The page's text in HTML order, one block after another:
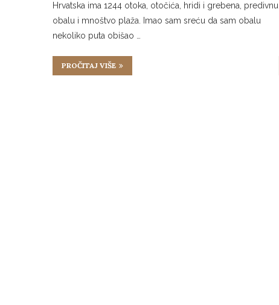
Hrvatska ima 1244 otoka, otočića, hridi i grebena, predivnu
obalu i mnoštvo plaža. Imao sam sreću da sam obalu
nekoliko puta obišao …
PROČITAJ VIŠE